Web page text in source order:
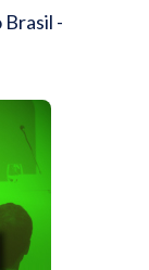
-